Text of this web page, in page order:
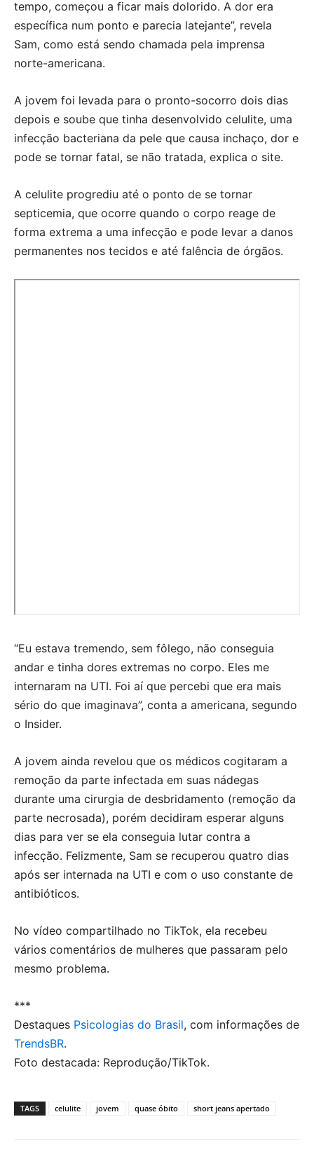
tempo, começou a ficar mais dolorido. A dor era
específica num ponto e parecia latejante”, revela
Sam, como está sendo chamada pela imprensa
norte-americana.
A jovem foi levada para o pronto-socorro dois dias
depois e soube que tinha desenvolvido celulite, uma
infecção bacteriana da pele que causa inchaço, dor e
pode se tornar fatal, se não tratada, explica o site.
A celulite progrediu até o ponto de se tornar
septicemia, que ocorre quando o corpo reage de
forma extrema a uma infecção e pode levar a danos
permanentes nos tecidos e até falência de órgãos.
“Eu estava tremendo, sem fôlego, não conseguia
andar e tinha dores extremas no corpo. Eles me
internaram na UTI. Foi aí que percebi que era mais
sério do que imaginava”, conta a americana, segundo
o Insider.
A jovem ainda revelou que os médicos cogitaram a
remoção da parte infectada em suas nádegas
durante uma cirurgia de desbridamento (remoção da
parte necrosada), porém decidiram esperar alguns
dias para ver se ela conseguia lutar contra a
infecção. Felizmente, Sam se recuperou quatro dias
após ser internada na UTI e com o uso constante de
antibióticos.
No vídeo compartilhado no TikTok, ela recebeu
vários comentários de mulheres que passaram pelo
mesmo problema.
***
Destaques Psicologias do Brasil, com informações de
TrendsBR.
Foto destacada: Reprodução/TikTok.
TAGS celulite jovem quase óbito short jeans apertado